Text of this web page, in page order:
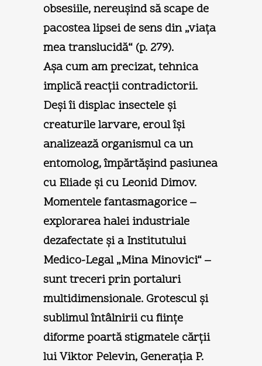
obsesiile, nereuşind să scape de
pacostea lipsei de sens din „viaţa
mea translucidă“ (p. 279).
Aşa cum am precizat, tehnica
implică reacţii contradictorii.
Deşi îi displac insectele şi
creaturile larvare, eroul îşi
analizează organismul ca un
entomolog, împărtăşind pasiunea
cu Eliade şi cu Leonid Dimov.
Momentele fantasmagorice –
explorarea halei industriale
dezafectate şi a Institutului
Medico-Legal „Mina Minovici“ –
sunt treceri prin portaluri
multidimensionale. Grotescul şi
sublimul întâlnirii cu fiinţe
diforme poartă stigmatele cărţii
lui Viktor Pelevin, Generaţia P.